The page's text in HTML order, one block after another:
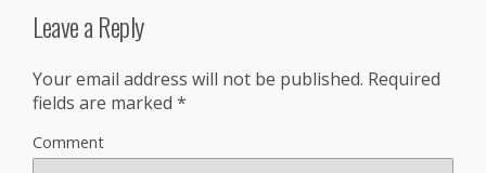
Leave a Reply
Your email address will not be published. Required
fields are marked *
Comment